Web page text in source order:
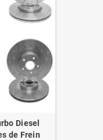
Diesel
de Frein